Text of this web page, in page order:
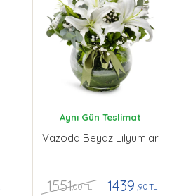
Aynı Gün Teslimat
Vazoda Beyaz Lilyumlar
1551,00 TL 1439 ,90 TL